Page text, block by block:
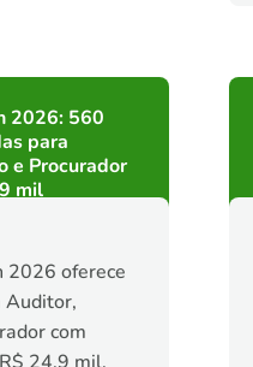
2026: 560
para
e Procurador
mil
2026 oferece
Auditor,
com